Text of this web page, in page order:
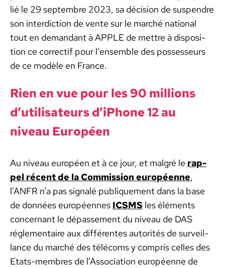
lié le 29 sep­tem­bre 2023, sa déci­sion de sus­pendre
son inter­dic­tion de vente sur le marché nation­al
tout en deman­dant à APPLE de met­tre à dis­po­si­
tion ce cor­rec­tif pour l’ensemble des pos­sesseurs
de ce mod­èle en France.
Rien en vue pour les 90 mil­lions
d’utilisateurs d’iPhone 12 au
niveau Européen
Au niveau européen et à ce jour, et mal­gré le rap­
pel récent de la Com­mis­sion européenne,
l’ANFR n’a pas sig­nalé publique­ment dans la base
de don­nées européennes ICSMS les élé­ments
con­cer­nant le dépasse­ment du niveau de DAS
régle­men­taire aux dif­férentes autorités de sur­veil­
lance du marché des télé­coms y com­pris celles des
Etats-mem­bres de l’Association européenne de